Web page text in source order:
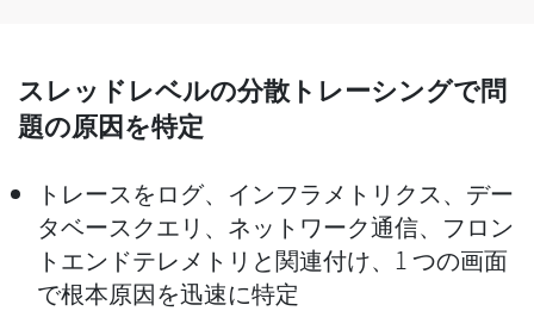
スレッドレベルの分散トレーシングで問
題の原因を特定
トレースをログ、インフラメトリクス、デー
タベースクエリ、ネットワーク通信、フロン
トエンドテレメトリと関連付け、1 つの画面
で根本原因を迅速に特定